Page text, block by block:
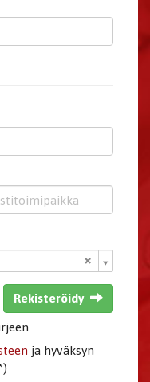
Rekisteröidy
ja hyväksyn